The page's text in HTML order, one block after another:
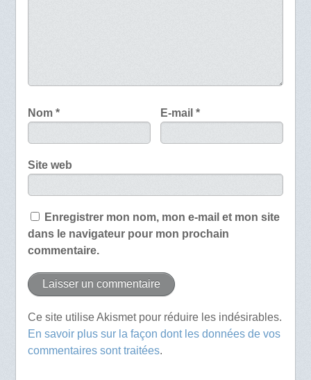
Nom * E-mail*
Site web
Enregistrer mon nom, mon e-mail et mon site
dans le navigateur pour mon prochain
commentaire.
Ce site utilise Akismet pour réduire les indésirables.
En savoir plus sur la façon dont les données de vos
commentaires sont traitées.